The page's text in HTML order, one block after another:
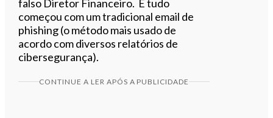
falso Diretor Financeiro. E tudo
começou com um tradicional email de
phishing (o método mais usado de
acordo com diversos relatórios de
cibersegurança).
CONTINUE A LER APÓS A PUBLICIDADE